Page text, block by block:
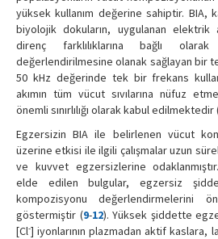
yüksek kullanım değerine sahiptir. BIA,
biyolojik dokuların, uygulanan elektrik
direnç farklılıklarına bağlı
değerlendirilmesine olanak sağlayan bir
50 kHz değerinde tek bir frekans
akımın tüm vücut sıvılarına nüfuz
önemli sınırlılığı olarak kabul edilmektedir
Egzersizin BIA ile belirlenen vücut
üzerine etkisi ile ilgili çalışmalar uzun
ve kuvvet egzersizlerine
elde edilen bulgular, egzersiz
kompozisyonu değerlendirmelerini
göstermiştir (9-12). Yüksek şiddette
[Cl-] iyonlarının plazmadan aktif kaslara,